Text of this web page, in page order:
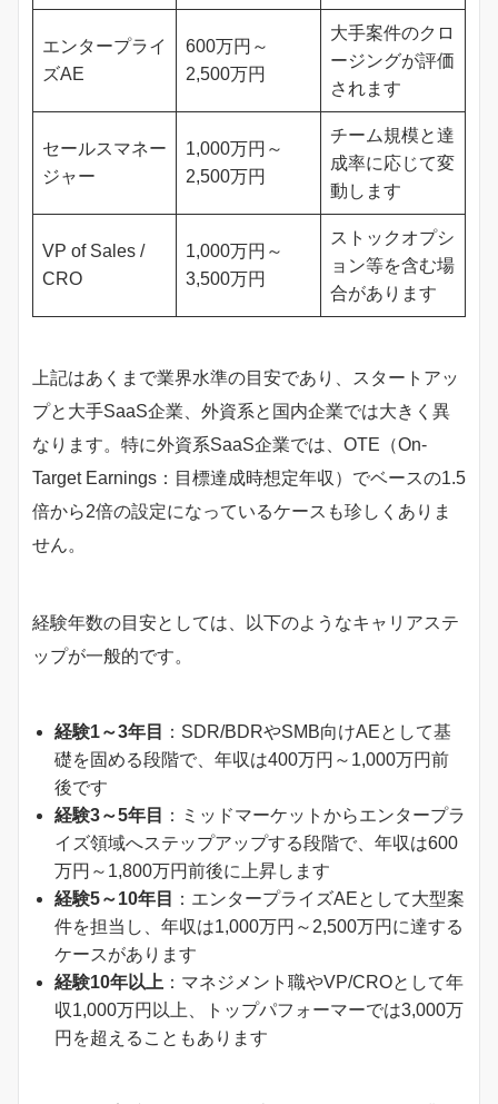
エンタープライ
ズAE
600万円～
2,500万円
大手案件のクロ
ージングが評価
されます
セールスマネー
ジャー
1,000万円～
2,500万円
チーム規模と達
成率に応じて変
動します
VP of Sales /
CRO
1,000万円～
3,500万円
ストックオプシ
ョン等を含む場
合があります
上記はあくまで業界水準の目安であり、スタートアッ
プと大手SaaS企業、外資系と国内企業では大きく異
なります。特に外資系SaaS企業では、OTE（On-
Target Earnings：目標達成時想定年収）でベースの1.5
倍から2倍の設定になっているケースも珍しくありま
せん。
経験年数の目安としては、以下のようなキャリアステ
ップが一般的です。
経験1～3年目
：SDR/BDRやSMB向けAEとして基
礎を固める段階で、年収は400万円～1,000万円前
後です
経験3～5年目
：ミッドマーケットからエンタープラ
イズ領域へステップアップする段階で、年収は600
万円～1,800万円前後に上昇します
経験5～10年目
：エンタープライズAEとして大型案
件を担当し、年収は1,000万円～2,500万円に達する
ケースがあります
経験10年以上 ：マネジメント職やVP/CROとして年
収1,000万円以上、トップパフォーマーでは3,000万
円を超えることもあります